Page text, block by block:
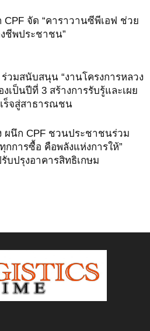
CPF จัด “คาราวานซีพีเอฟ ช่วย
ชีพประชาชน”
วมสนับสนุน “งานโครงการหลวง
งเป็นปีที่ 3 สร้างการรับรู้และเผย
ร็จสู่สาธารณชน
ผนึก CPF ชวนประชาชนร่วม
กการซื้อ คือพลังแห่งการให้”
บปรุงอาคารสิทธิเกษม